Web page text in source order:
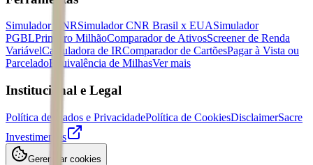
Simulador CNRSimulador CNR Brasil x EUASimulador
PGBLPrimeiro MilhãoComparador de AtivosScreener de Renda
VariávelCalculadora de IRComparador de CartõesPagar à Vista ou
ParceladoEquivalência de MilhasVer mais
Institucional e Legal
Política de Dados e PrivacidadePolítica de CookiesDisclaimerSacre
Investimentos
Gerenciar cookies